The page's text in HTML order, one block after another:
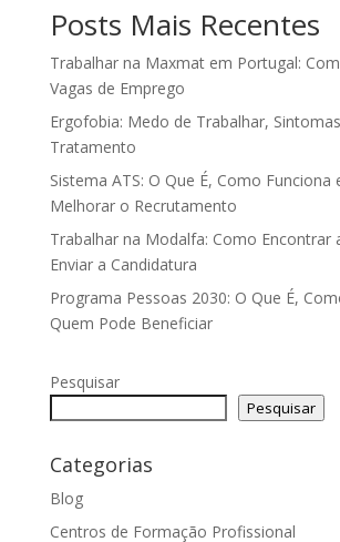
Posts Mais Recentes
Trabalhar na Maxmat em Portugal:
Vagas de Emprego
Ergofobia: Medo de Trabalhar,
Tratamento
Sistema ATS: O Que É, Como Funciona
Melhorar o Recrutamento
Trabalhar na Modalfa: Como Encontrar
Enviar a Candidatura
Programa Pessoas 2030: O Que É,
Quem Pode Beneficiar
Pesquisar
Pesquisar
Categorias
Blog
Centros de Formação Profissional